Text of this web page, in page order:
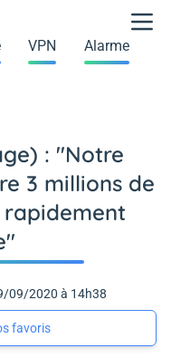
VPN Alarme
: "Notre
3 millions de
rapidement
09/2020 à 14h38
favoris